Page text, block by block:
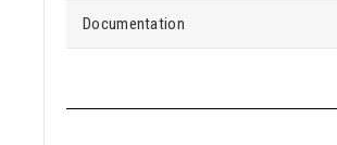
Documentation